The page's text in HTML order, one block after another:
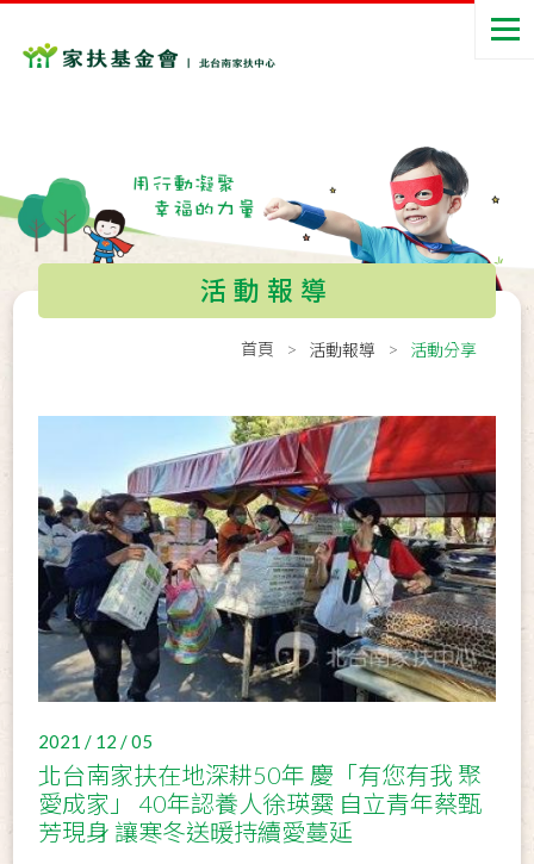
活動報導
首頁 活動報導 活動分享
2021 / 12 / 05
北台南家扶在地深耕50年 慶「有您有我 聚
愛成家」 40年認養人徐瑛霙 自立青年蔡甄
芳現身 讓寒冬送暖持續愛蔓延